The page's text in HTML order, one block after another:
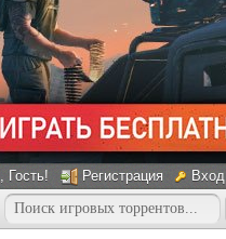
, Гость! Регистрация Вход